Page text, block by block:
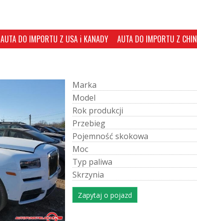
AUTA DO IMPORTU Z USA i KANADY AUTA DO IMPORTU Z CHIN
Marka
Model
Rok produkcji
Przebieg
Pojemność skokowa
Moc
Typ paliwa
Skrzynia
Zapytaj o pojazd